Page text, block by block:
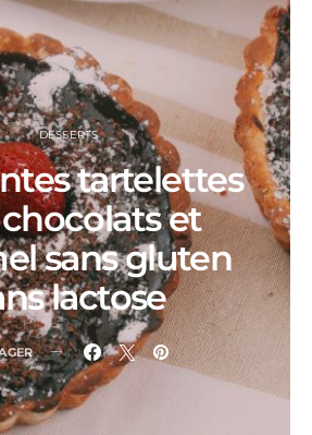
DESSERTS
tartelettes
et
sans gluten
lactose